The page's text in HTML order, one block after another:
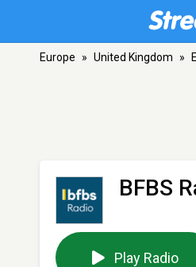
Europe » United Kingdom »
BFBS
Play Radio